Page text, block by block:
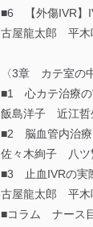
■6 【外傷IVR】
古屋龍太郎 平木
〈3章 カテ室の
■1 心カテ治療の
飯島洋子 近江哲
■2 脳血管内治療
佐々木絢子 八ツ
■3 止血IVRの実
古屋龍太郎 平木
■コラム ナース